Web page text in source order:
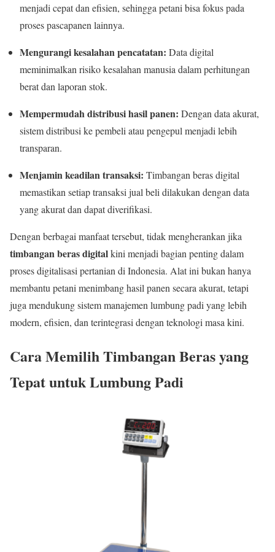
menjadi cepat dan efisien, sehingga petani bisa fokus pada
proses pascapanen lainnya.
Mengurangi kesalahan pencatatan: Data digital
meminimalkan risiko kesalahan manusia dalam perhitungan
berat dan laporan stok.
Mempermudah distribusi hasil panen: Dengan data akurat,
sistem distribusi ke pembeli atau pengepul menjadi lebih
transparan.
Menjamin keadilan transaksi: Timbangan beras digital
memastikan setiap transaksi jual beli dilakukan dengan data
yang akurat dan dapat diverifikasi.
Dengan berbagai manfaat tersebut, tidak mengherankan jika
timbangan beras digitalkini menjadi bagian penting dalam
proses digitalisasi pertanian di Indonesia. Alat ini bukan hanya
membantu petani menimbang hasil panen secara akurat, tetapi
juga mendukung sistem manajemen lumbung padi yang lebih
modern, efisien, dan terintegrasi dengan teknologi masa kini.
Cara Memilih Timbangan Beras yang
Tepat untuk Lumbung Padi